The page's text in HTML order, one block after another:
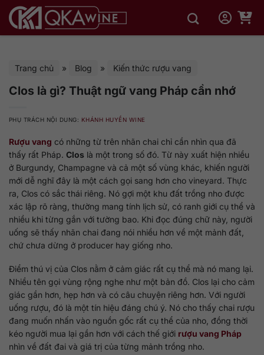
qua
Trang chủ » Blog » Kiến thức rượu vang
Clos là gì? Thuật ngữ vang Pháp cần nhớ
PHỤ TRÁCH NỘI DUNG: KHÁNH HUYỀN WINE
Rượu vang có những từ trên nhãn chai chỉ cần nhìn qua đã
thấy rất Pháp. Clos là một trong số đó. Từ này xuất hiện nhiều
ở Burgundy, Champagne và cả một số vùng khác, khiến người
mới dễ nghĩ đây là một cách gọi sang hơn cho vineyard. Thực
ra, Clos có sắc thái riêng. Nó gợi một khu đất trồng nho được
xác lập rõ ràng, thường mang tính lịch sử, có ranh giới cụ thể và
nhiều khi từng gắn với tường bao. Khi đọc đúng chữ này, người
uống sẽ thấy nhãn chai đang nói nhiều hơn về một mảnh đất,
chứ chưa dừng ở producer hay giống nho.
Điểm thú vị của Clos nằm ở cảm giác rất cụ thể mà nó mang lại.
Nhiều tên gọi vùng rộng nghe như một bản đồ. Clos lại cho cảm
giác gần hơn, hẹp hơn và có câu chuyện riêng hơn. Với người
uống rượu, đó là một tín hiệu đáng chú ý. Nó cho thấy chai rượu
đang muốn nhấn vào nguồn gốc rất cụ thể của nho, đồng thời
kéo người mua lại gần hơn với cách thế giới rượu vang Pháp
nhìn về đất đai và giá trị của từng mảnh trồng nho.